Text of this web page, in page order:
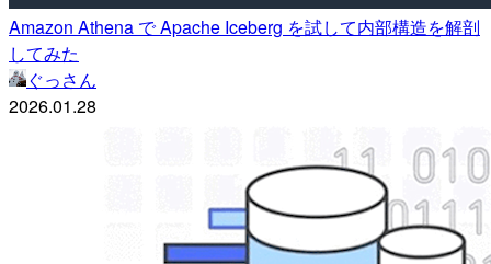
Amazon Athena で Apache Iceberg を試して内部構造を解剖
してみた
ぐっさん
2026.01.28